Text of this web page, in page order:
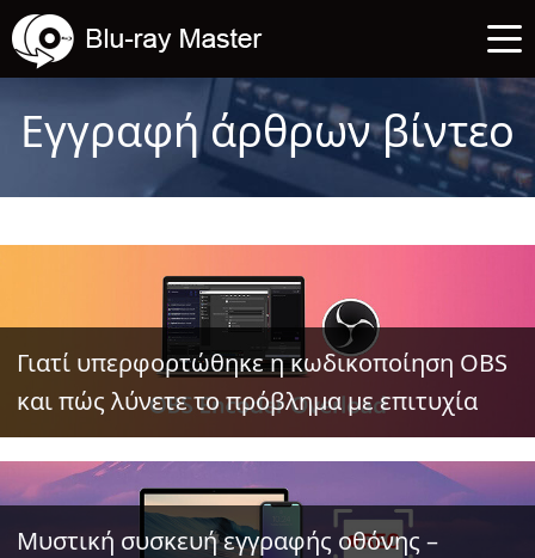
Εγγραφή άρθρων βίντεο
Γιατί υπερφορτώθηκε η κωδικοποίηση OBS
και πώς λύνετε το πρόβλημα με επιτυχία
Μυστική συσκευή εγγραφής οθόνης –